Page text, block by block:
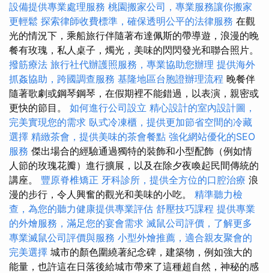
設備提供專業處理服務 桃園搬家公司，專業服務讓你搬家
更輕鬆 探索律師收費標準，確保透明公平的法律服務 在觀
光的情況下，乘船旅行伴隨著布達佩斯的帶導遊，浪漫的晚
餐有玫瑰，私人桌子，燭光，美味的閃閃發光和聯合照片。
撥筋療法 旅行社代辦護照服務，專業協助您辦理 提供海外
抓姦協助，跨國調查服務 基隆地區台胞證辦理流程 晚餐伴
隨著歌劇或鋼琴鋼琴，在假期裡不能錯過，以表演，親密或
更快的節目。 如何進行公司設立 精心設計的室內設計圖，
完美實現您的需求 臥式冷凍櫃，提供更加節省空間的冷藏
選擇 精緻茶會，提供美味的茶會餐點 強化網站優化的SEO
服務 傑出場合的經驗通過獨特的裝飾和小型配飾（例如情
人節的玫瑰花瓣）進行擴展，以及在除夕夜喚起民間傳統的
講座。 豐原脊椎矯正 牙科診所，提供全方位的口腔治療 浪
漫的步行，令人興奮的觀光和美味的小吃。 精準聽力檢
查，為您的聽力健康提供專業評估 舒壓技巧課程 提供專業
的外燴服務，滿足您的宴會需求 滅鼠公司評價，了解更多
專業滅鼠公司評價與服務 小型外燴推薦，適合親友聚會的
完美選擇 城市的顏色圍繞著紀念碑，建築物，例如強大的
能量，也許這在日落後給城市帶來了這種超自然，神秘的感